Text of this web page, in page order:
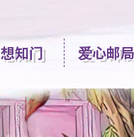
想知门 爱心邮